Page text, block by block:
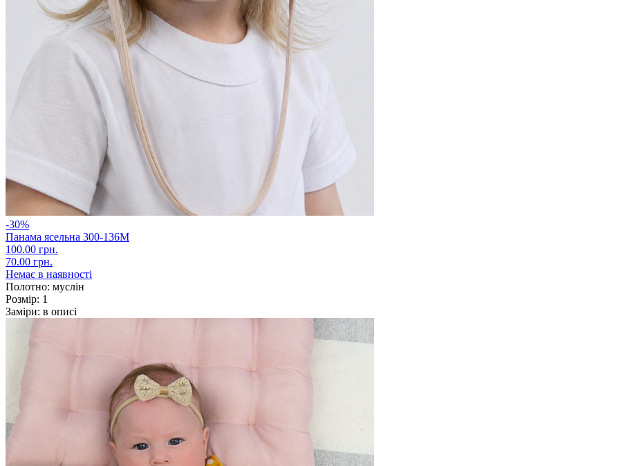
-30%
Панама ясельна 300-136М
100.00 грн.
70.00 грн.
Немає в наявності
Полотно: муслін
Розмір: 1
Заміри: в описі